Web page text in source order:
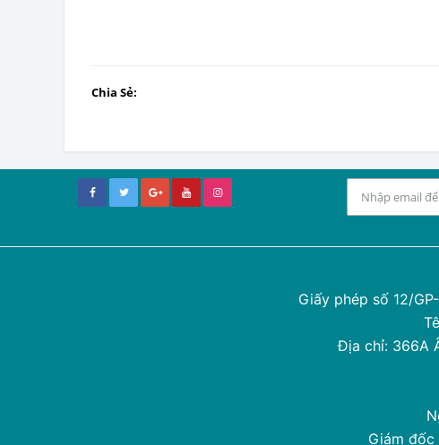
Chia Sẻ:
Giấy phép số 12/
Địa chỉ: 366A
Giám đốc